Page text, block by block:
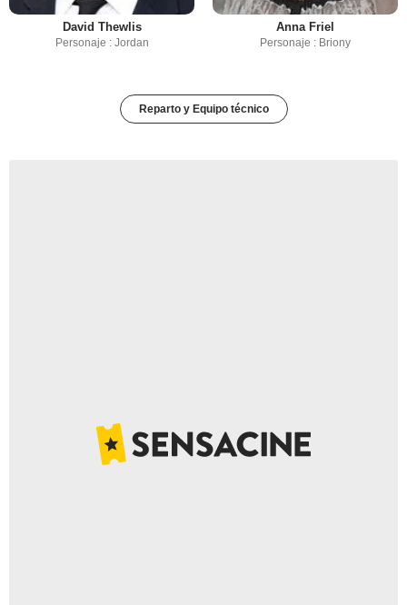
David Thewlis
Personaje : Jordan
Anna Friel
Personaje : Briony
Reparto y Equipo técnico